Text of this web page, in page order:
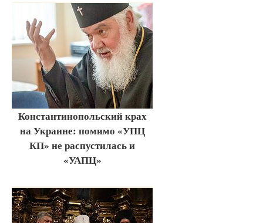
Константинопольский крах
на Украине: помимо «УПЦ
КП» не распустилась и
«УАПЦ»